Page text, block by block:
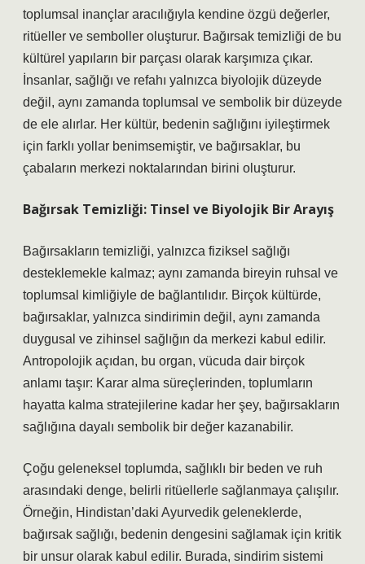
toplumsal inançlar aracılığıyla kendine özgü değerler,
ritüeller ve semboller oluşturur. Bağırsak temizliği de bu
kültürel yapıların bir parçası olarak karşımıza çıkar.
İnsanlar, sağlığı ve refahı yalnızca biyolojik düzeyde
değil, aynı zamanda toplumsal ve sembolik bir düzeyde
de ele alırlar. Her kültür, bedenin sağlığını iyileştirmek
için farklı yollar benimsemiştir, ve bağırsaklar, bu
çabaların merkezi noktalarından birini oluşturur.
Bağırsak Temizliği: Tinsel ve Biyolojik Bir Arayış
Bağırsakların temizliği, yalnızca fiziksel sağlığı
desteklemekle kalmaz; aynı zamanda bireyin ruhsal ve
toplumsal kimliğiyle de bağlantılıdır. Birçok kültürde,
bağırsaklar, yalnızca sindirimin değil, aynı zamanda
duygusal ve zihinsel sağlığın da merkezi kabul edilir.
Antropolojik açıdan, bu organ, vücuda dair birçok
anlamı taşır: Karar alma süreçlerinden, toplumların
hayatta kalma stratejilerine kadar her şey, bağırsakların
sağlığına dayalı sembolik bir değer kazanabilir.
Çoğu geleneksel toplumda, sağlıklı bir beden ve ruh
arasındaki denge, belirli ritüellerle sağlanmaya çalışılır.
Örneğin, Hindistan’daki Ayurvedik geleneklerde,
bağırsak sağlığı, bedenin dengesini sağlamak için kritik
bir unsur olarak kabul edilir. Burada, sindirim sistemi